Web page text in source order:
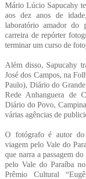
Mário Lúcio Sapucahy
aos dez anos de
laboratório amador do
carreira de repórter
terminar um curso de
Além disso, Sapucahy
José dos Campos, na
Paulo), Diário do
Rede Anhanguera de
Diário do Povo,
várias agências de
O fotógrafo é autor
viagem pelo Vale do
que narra a passagem
pelo Vale do Paraíba
Prêmio Cultural